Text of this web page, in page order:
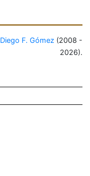
Diego F. Gómez (2008 -
2026).